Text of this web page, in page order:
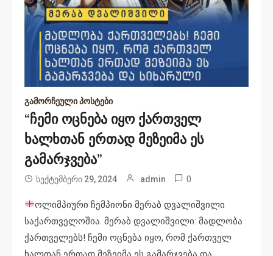
გამორჩეული პოსტები
“ჩემი ოცნება იყო ქართველ
ხალხთან ერთად მეზეიმა ეს
გამარჯვება”
სექტემბერი 29, 2024 admin 0
ოლიმპიური ჩემპიონი მერაბ დვალიშვილი
საქართველოშია. მერაბ დვალიშვილი: მადლობა
ქართველებს! ჩემი ოცნება იყო, რომ ქართველ